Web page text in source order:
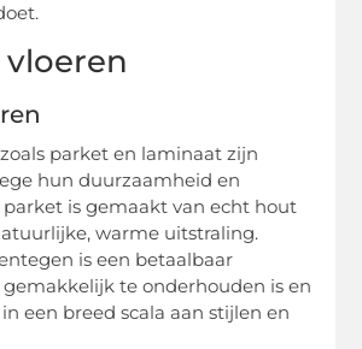
parket en laminaat zijn
hun duurzaamheid en
is gemaakt van echt hout
warme uitstraling.
is een betaalbaar
te onderhouden is en
een breed scala aan stijlen en